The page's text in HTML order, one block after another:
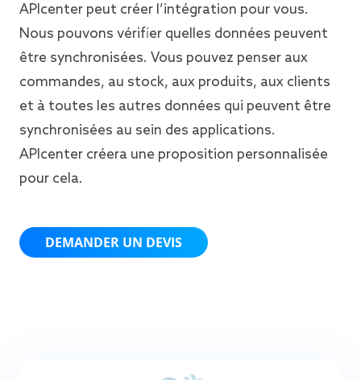
APIcenter peut créer l’intégration pour vous.
Nous pouvons vérifier quelles données peuvent
être synchronisées. Vous pouvez penser aux
commandes, au stock, aux produits, aux clients
et à toutes les autres données qui peuvent être
synchronisées au sein des applications.
APIcenter créera une proposition personnalisée
pour cela.
DEMANDER UN DEVIS